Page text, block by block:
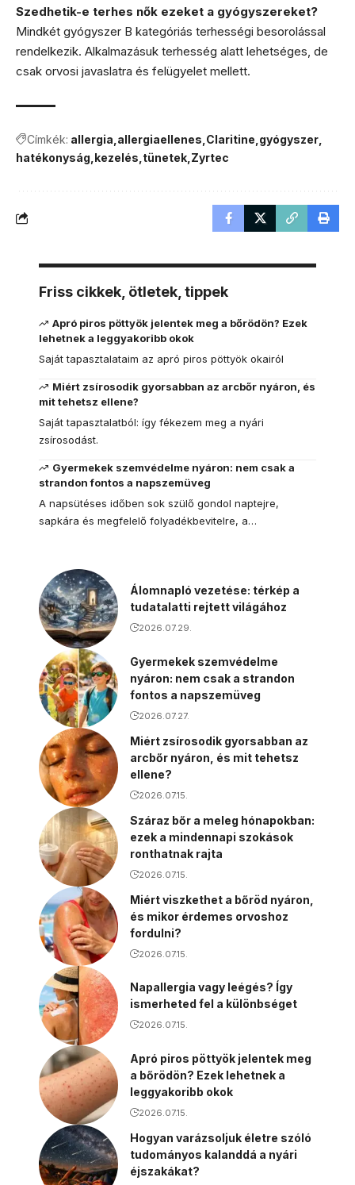
Szedhetik-e terhes nők ezeket a gyógyszereket?
Mindkét gyógyszer B kategóriás terhességi besorolással
rendelkezik. Alkalmazásuk terhesség alatt lehetséges, de
csak orvosi javaslatra és felügyelet mellett.
Címkék: allergia allergiaellenes Claritine gyógyszer
hatékonyság kezelés tünetek Zyrtec
Friss cikkek, ötletek, tippek
Apró piros pöttyök jelentek meg a bőrödön? Ezek
lehetnek a leggyakoribb okok
Saját tapasztalataim az apró piros pöttyök okairól
Miért zsírosodik gyorsabban az arcbőr nyáron, és
mit tehetsz ellene?
Saját tapasztalatból: így fékezem meg a nyári
zsírosodást.
Gyermekek szemvédelme nyáron: nem csak a
strandon fontos a napszemüveg
A napsütéses időben sok szülő gondol naptejre,
sapkára és megfelelő folyadékbevitelre, a…
Álomnapló vezetése: térkép a
tudatalatti rejtett világához
2026.07.29.
Gyermekek szemvédelme
nyáron: nem csak a strandon
fontos a napszemüveg
2026.07.27.
Miért zsírosodik gyorsabban az
arcbőr nyáron, és mit tehetsz
ellene?
2026.07.15.
Száraz bőr a meleg hónapokban:
ezek a mindennapi szokások
ronthatnak rajta
2026.07.15.
Miért viszkethet a bőröd nyáron,
és mikor érdemes orvoshoz
fordulni?
2026.07.15.
Napallergia vagy leégés? Így
ismerheted fel a különbséget
2026.07.15.
Apró piros pöttyök jelentek meg
a bőrödön? Ezek lehetnek a
leggyakoribb okok
2026.07.15.
Hogyan varázsoljuk életre szóló
tudományos kalanddá a nyári
éjszakákat?